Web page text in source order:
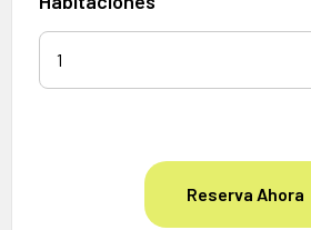
Reserva Ahora